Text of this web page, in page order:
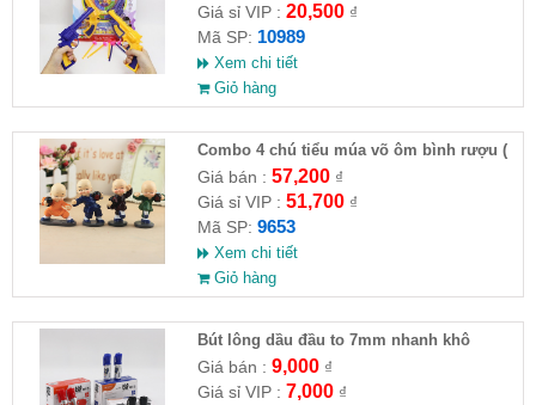
Giá sỉ VIP : 20,500₫
Mã SP: 10989
Xem chi tiết
Giỏ hàng
Combo 4 chú tiểu múa võ ôm bình rượu (
HĐ )
Giá bán : 57,200₫
Giá sỉ VIP : 51,700₫
Mã SP: 9653
Xem chi tiết
Giỏ hàng
Bút lông dầu đầu to 7mm nhanh khô
Giá bán : 9,000₫
Giá sỉ VIP : 7,000₫